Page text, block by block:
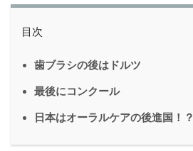
目次
歯ブラシの後はドルツ
最後にコンクール
日本はオーラルケアの後進国！？